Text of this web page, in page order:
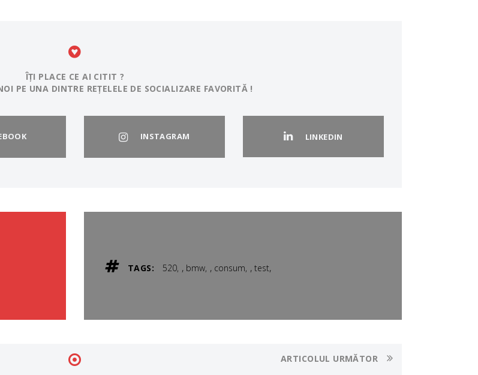
ÎȚI PLACE CE AI CITIT ?
PE UNA DINTRE REȚELELE DE SOCIALIZARE FAVORITĂ !
INSTAGRAM LINKEDIN
TAGS: 520 , bmw , consum ,test,
ARTICOLUL URMĂTOR